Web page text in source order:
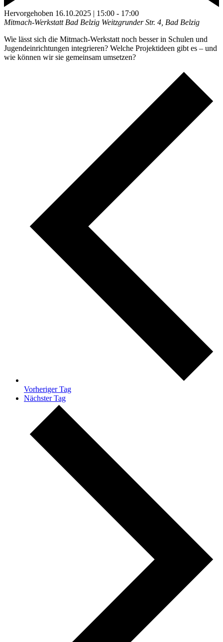
Hervorgehoben 16.10.2025 | 15:00 - 17:00
Mitmach-Werkstatt Bad Belzig Weitzgrunder Str. 4, Bad Belzig
Wie lässt sich die Mitmach-Werkstatt noch besser in Schulen und
Jugendeinrichtungen integrieren? Welche Projektideen gibt es – und
wie können wir sie gemeinsam umsetzen?
Vorheriger Tag
Nächster Tag